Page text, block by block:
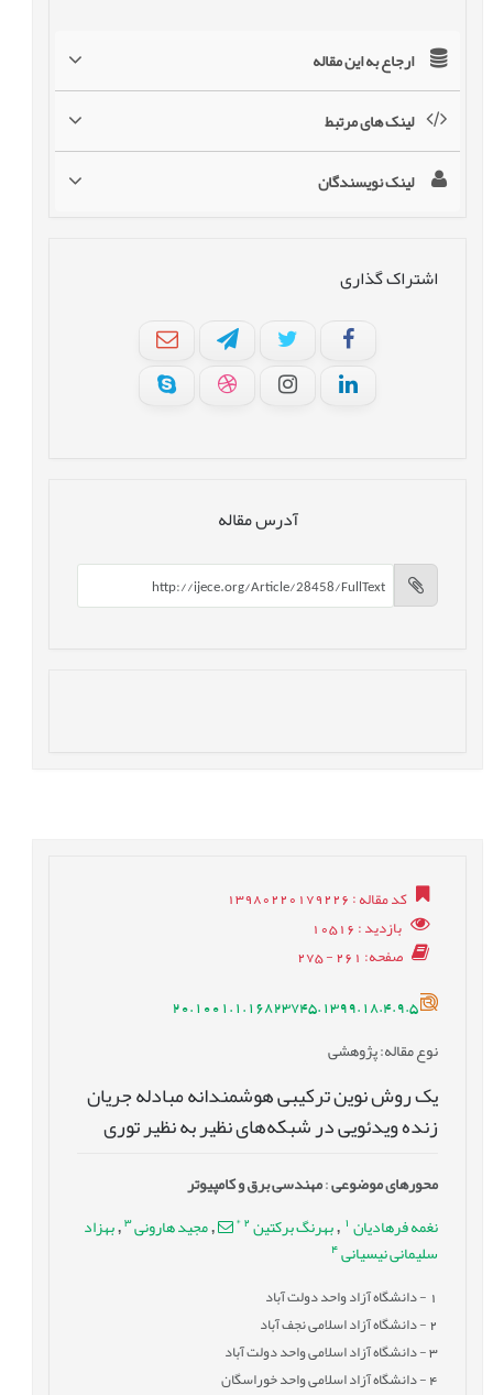
ارجاع به این مقاله
لینک های مرتبط
لینک نویسندگان
اشتراک گذاری
آدرس مقاله
کد مقاله: 13980220179226
بازدید: 10516
صفحه: 261 - 275
20.1001.1.16823745.1399.18.4.9.5
نوع مقاله: پژوهشی
‌یک روش نوین ترکیبی هوشمندانه مبادله جریان
زنده ویدئویی در شبکه‌های نظیر به نظیر توری
محورهای موضوعی:مهندسی برق و کامپیوتر
نغمه فرهادیان , بهرنگ برکتین 2
*
,مجید هارونی 3
,بهزاد
سلیمانی نیسیانی 4
- دانشگاه آزاد واحد دولت آباد
2- دانشگاه آزاد اسلامی نجف آباد
3- دانشگاه آزاد اسلامی واحد دولت آباد
4- دانشگاه آزاد اسلامی واحد خوراسگان